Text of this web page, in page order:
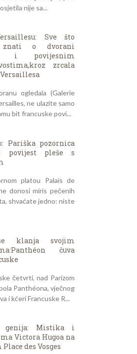
nije sa...
Sve što
znati o dvorani
i povijesnim
zrcala
ogledala (Galerie
ne ulazite samo
bit francuske povi...
Pariška pozornica
povijest pleše s
platou Palais de
donosi miris pečenih
shvaćate jedno: niste
klanja svojim
čuva
četvrti, nad Parizom
Panthéona, vječnog
i kćeri Francuske R...
genija: Mistika i
Victora Hugoa na
des Vosges